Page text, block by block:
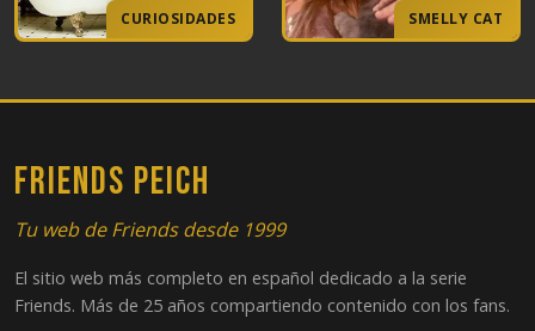
CURIOSIDADES SMELLY CAT
FRIENDS PEICH
Tu web de Friends desde 1999
El sitio web más completo en español dedicado a la serie
Friends. Más de 25 años compartiendo contenido con los fans.